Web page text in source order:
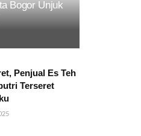
Bogor Unjuk
Penjual Es Teh
Terseret